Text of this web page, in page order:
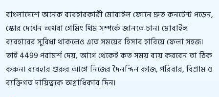
বাংলাদেশে অনেক ব্যবহারকারী মোবাইল ফোনে দ্রুত কনটেন্ট পড়েন,
স্কোর দেখেন অথবা গেমিং থিম সম্পর্কে জানতে চান। মোবাইল
ব্যবহারের সুবিধা থাকলেও এতে সময়ের হিসাব হারিয়ে ফেলা সহজ।
তাই 4499 পরামর্শ দেয়, আগে থেকেই কত সময় ব্যয় করবেন তা ঠিক
করুন। ব্যবহার শুরুর আগে নিজের দৈনন্দিন কাজ, পরিবার, বিশ্রাম ও
ব্যক্তিগত দায়িত্বকে অগ্রাধিকার দিন।